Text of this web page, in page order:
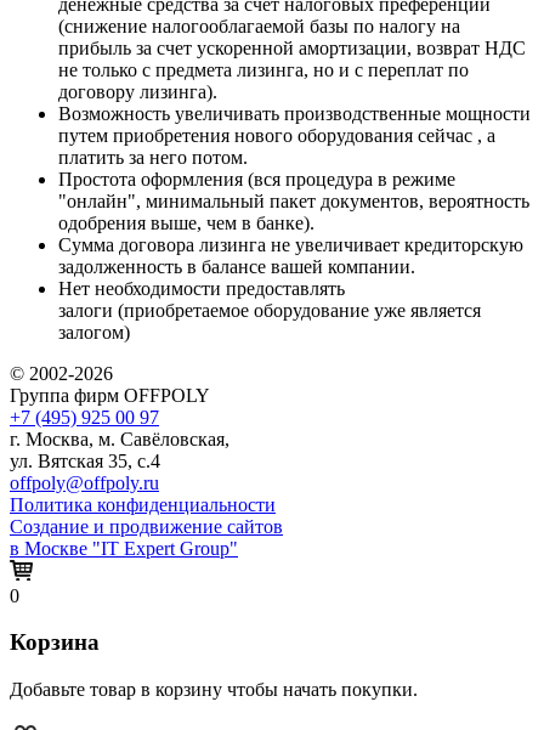
(снижение налогооблагаемой базы по налогу на
прибыль за счет ускоренной амортизации, возврат НДС
не только с предмета лизинга, но и с переплат по
договору лизинга).
Возможность увеличивать производственные мощности
путем приобретения нового оборудования сейчас , а
платить за него потом.
Простота оформления (вся процедура в режиме
"онлайн", минимальный пакет документов, вероятность
одобрения выше, чем в банке).
Сумма договора лизинга не увеличивает кредиторскую
задолженность в балансе вашей компании.
Нет необходимости предоставлять
залоги (приобретаемое оборудование уже является
залогом)
© 2002-2026
Группа фирм OFFPOLY
+7 (495) 925 00 97
г. Москва, м. Савёловская,
ул. Вятская 35, с.4
offpoly@offpoly.ru
Политика конфиденциальности
Создание и продвижение сайтов
в Москве "IT Expert Group"
0
Корзина
Добавьте товар в корзину чтобы начать покупки.